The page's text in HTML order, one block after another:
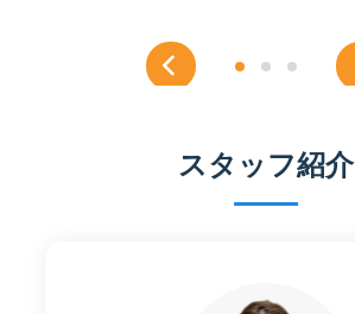
スタッフ紹介